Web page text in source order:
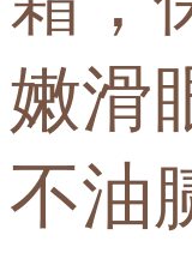
嫩滑
不油